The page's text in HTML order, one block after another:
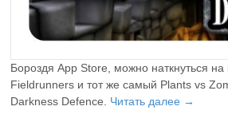
Бороздя App Store, можно наткнуться
Fieldrunners и тот же самый Plants vs
Darkness Defence. Читать далее →